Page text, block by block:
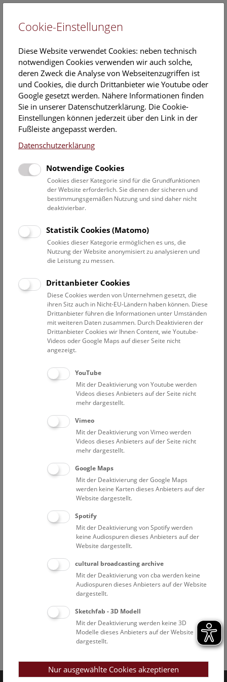
EN
Veranstaltungskalender
Informationen zu Gruppen,- Kindergarten- und
Schulprogrammen finden Siehier
Datumsfilter
17.4.2024
Datum auswählen
Erweiterte Suche
Filter zurücksetzen
17. April 2024
Bisher keine Ergebnisse. Dienstags ist das NHM Wien
in der Regel geschlossen. Ausnahmen finden sie
Eine Nacht im Museum
Cookie-Einstellungen
Diese Website verwendet Cookies: neben technisch
notwendigen Cookies verwenden wir auch solche,
deren Zweck die Analyse von Webseitenzugriffen ist
und Cookies, die durch Drittanbieter wie Youtube oder
Google gesetzt werden. Nähere Informationen finden
Sie in unserer Datenschutzerklärung. Die Cookie-
Einstellungen können jederzeit über den Link in der
Fußleiste angepasst werden.
Datenschutzerklärung
Notwendige Cookies
Cookies dieser Kategorie sind für die Grundfunktionen
der Website erforderlich. Sie dienen der sicheren und
bestimmungsgemäßen Nutzung und sind daher nicht
deaktivierbar.
Statistik Cookies (Matomo)
Cookies dieser Kategorie ermöglichen es uns, die
Nutzung der Website anonymisiert zu analysieren und
die Leistung zu messen.
Drittanbieter Cookies
Diese Cookies werden von Unternehmen gesetzt, die
ihren Sitz auch in Nicht-EU-Ländern haben können. Diese
Drittanbieter führen die Informationen unter Umständen
mit weiteren Daten zusammen. Durch Deaktivieren der
Drittanbieter Cookies wir Ihnen Content, wie Youtube-
Videos oder Google Maps auf dieser Seite nicht
angezeigt.
YouTube
Mit der Deaktivierung von Youtube werden
Videos dieses Anbieters auf der Seite nicht
mehr dargestellt.
Vimeo
Mit der Deaktivierung von Vimeo werden
Videos dieses Anbieters auf der Seite nicht
mehr dargestellt.
Google Maps
Mit der Deaktivierung der Google Maps
werden keine Karten dieses Anbieters auf der
Website dargestellt.
Spotify
Mit der Deaktivierung von Spotify werden
keine Audiospuren dieses Anbieters auf der
Website dargestellt.
cultural broadcasting archive
Mit der Deaktivierung von cba werden keine
Audiospuren dieses Anbieters auf der Website
dargestellt.
Sketchfab - 3D Modell
Mit der Deaktivierung werden keine 3D
Modelle dieses Anbieters auf der Website
dargestellt.
Nur ausgewählte Cookies akzeptieren